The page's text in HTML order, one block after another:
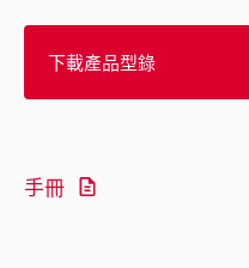
下載產品型錄
手冊